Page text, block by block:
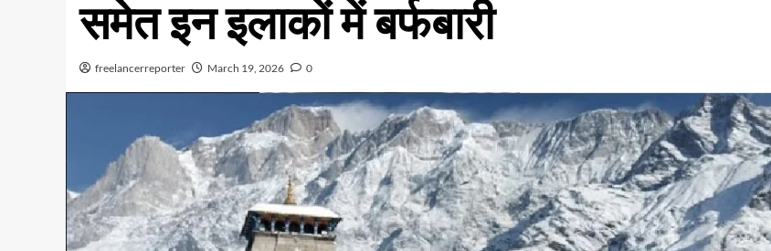
समेत इन इलाकों में बर्फबारी
freelancerreporter March 19, 2026 0